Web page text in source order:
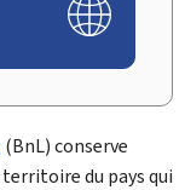
(BnL) conserve
du pays qui